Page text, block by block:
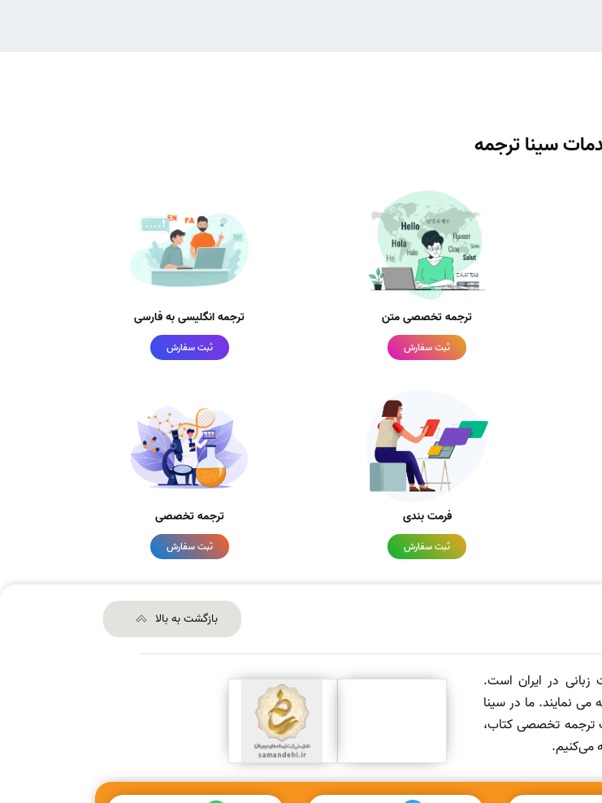
سینا ترجمه
ترجمه تخصصی متن
ثبت سفارش
ترجمه انگلیسی به فارسی
ثبت سفارش
فرمت بندی
ثبت سفارش
ترجمه تخصصی
ثبت سفارش
بازگشت به بالا
زبانی در ایران است.
نمایند. ما در سینا
ترجمه تخصصی کتاب،
می‌کنیم.